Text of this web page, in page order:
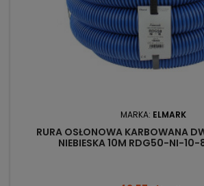
MARKA: ELMARK
RURA OSŁONOWA KARBOWANA
NIEBIESKA 10M RDG50-NI-10-